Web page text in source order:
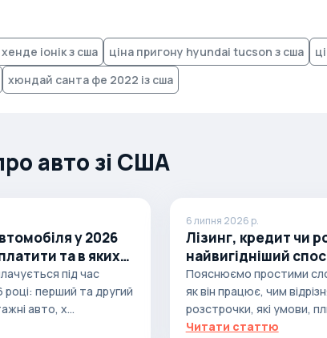
іонік з сша ціна пригону hyundai tucson з сша
хюндай санта фе 2022 із сша
авто зі США
у 2026
та в яких
під час
році: перший та другий
авто, х...
6 липня 2026 р.
Лізинг, кредит чи
найвигідніший
Пояснюємо простими
як він працює, чим
розстрочки, які умови,
Читати статтю